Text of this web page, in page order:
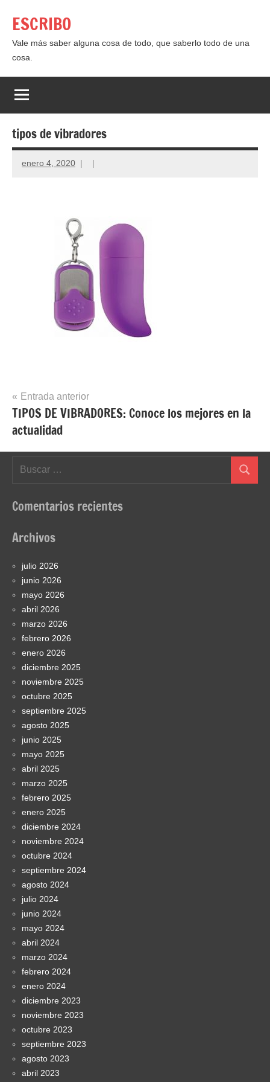
contenido
ESCRIBO
Vale más saber alguna cosa de todo, que saberlo todo de una
cosa.
tipos de vibradores
enero 4, 2020
Navegación
de
entradas
Entrada anterior
TIPOS DE VIBRADORES: Conoce los mejores en la
actualidad
Buscar
Comentarios recientes
Archivos
julio 2026
junio 2026
mayo 2026
abril 2026
marzo 2026
febrero 2026
enero 2026
diciembre 2025
noviembre 2025
octubre 2025
septiembre 2025
agosto 2025
junio 2025
mayo 2025
abril 2025
marzo 2025
febrero 2025
enero 2025
diciembre 2024
noviembre 2024
octubre 2024
septiembre 2024
agosto 2024
julio 2024
junio 2024
mayo 2024
abril 2024
marzo 2024
febrero 2024
enero 2024
diciembre 2023
noviembre 2023
octubre 2023
septiembre 2023
agosto 2023
abril 2023